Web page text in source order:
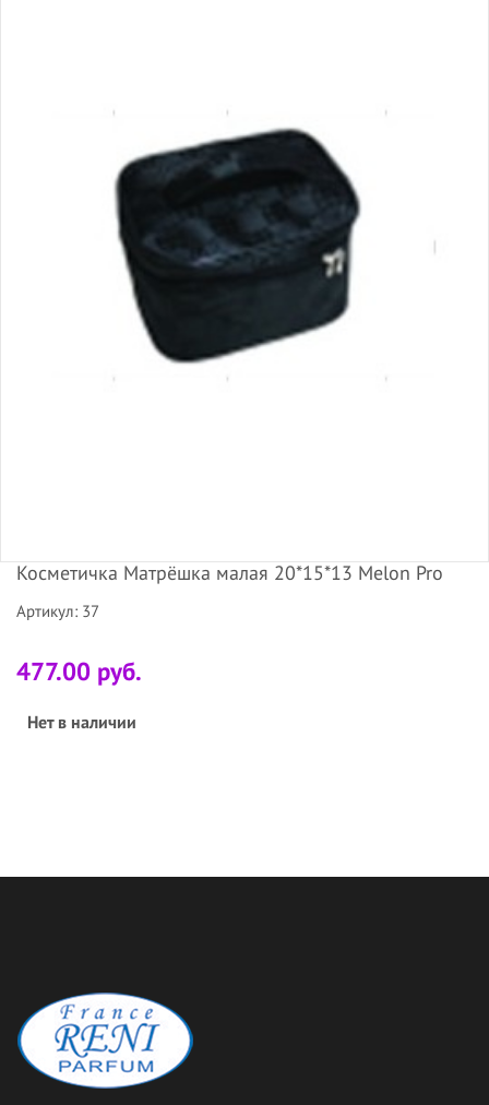
Косметичка Матрёшка малая 20*15*13 Melon Pro
Артикул: 37
477.00 руб.
Нет в наличии